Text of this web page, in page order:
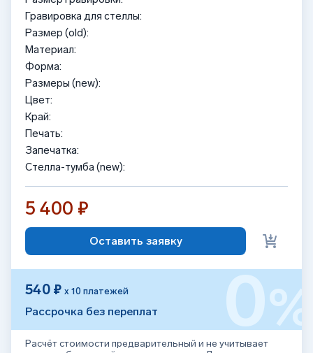
Гравировка для стеллы:
Размер (old):
Материал:
Форма:
Размеры (new):
Цвет:
Край:
Печать:
Запечатка:
Стелла-тумба (new):
5 400 ₽
Оставить заявку
540 ₽ х 10 платежей
Рассрочка без переплат 0%
Расчёт стоимости предварительный и не учитывает